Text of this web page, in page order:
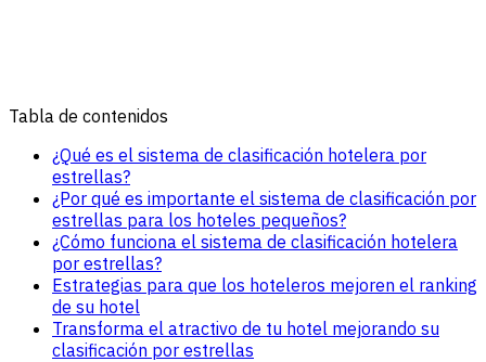
Tabla de contenidos
¿Qué es el sistema de clasificación hotelera por
estrellas?
¿Por qué es importante el sistema de clasificación por
estrellas para los hoteles pequeños?
¿Cómo funciona el sistema de clasificación hotelera
por estrellas?
Estrategias para que los hoteleros mejoren el ranking
de su hotel
Transforma el atractivo de tu hotel mejorando su
clasificación por estrellas